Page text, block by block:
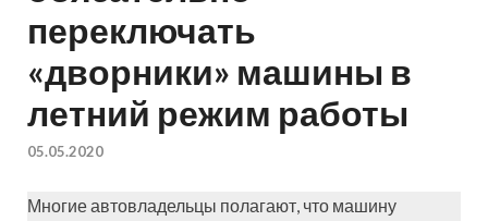
переключать
«дворники» машины в
летний режим работы
05.05.2020
Многие автовладельцы полагают, что машину